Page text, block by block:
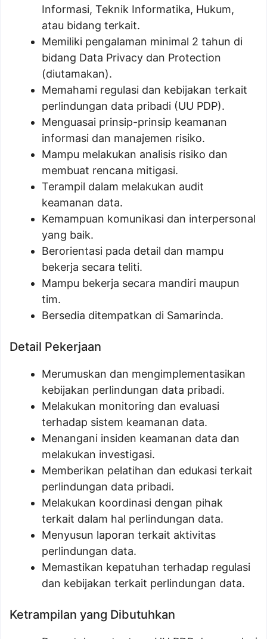
Informasi, Teknik Informatika, Hukum,
atau bidang terkait.
Memiliki pengalaman minimal 2 tahun di
bidang Data Privacy dan Protection
(diutamakan).
Memahami regulasi dan kebijakan terkait
perlindungan data pribadi (UU PDP).
Menguasai prinsip-prinsip keamanan
informasi dan manajemen risiko.
Mampu melakukan analisis risiko dan
membuat rencana mitigasi.
Terampil dalam melakukan audit
keamanan data.
Kemampuan komunikasi dan interpersonal
yang baik.
Berorientasi pada detail dan mampu
bekerja secara teliti.
Mampu bekerja secara mandiri maupun
tim.
Bersedia ditempatkan di Samarinda.
Detail Pekerjaan
Merumuskan dan mengimplementasikan
kebijakan perlindungan data pribadi.
Melakukan monitoring dan evaluasi
terhadap sistem keamanan data.
Menangani insiden keamanan data dan
melakukan investigasi.
Memberikan pelatihan dan edukasi terkait
perlindungan data pribadi.
Melakukan koordinasi dengan pihak
terkait dalam hal perlindungan data.
Menyusun laporan terkait aktivitas
perlindungan data.
Memastikan kepatuhan terhadap regulasi
dan kebijakan terkait perlindungan data.
Ketrampilan yang Dibutuhkan